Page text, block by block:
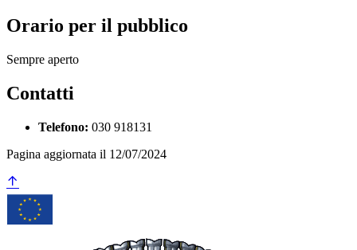
Orario per il pubblico
Sempre aperto
Contatti
Telefono: 030 918131
Pagina aggiornata il 12/07/2024